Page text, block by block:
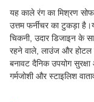
यह काले रंग का मिश्रण
उत्तम फर्नीचर का टुकड़ा
चिकनी, उदार डिजाइन के
रहने वाले, लाउंज और होटल
बनावट दैनिक उपयोग
गर्मजोशी और स्टाइलिश